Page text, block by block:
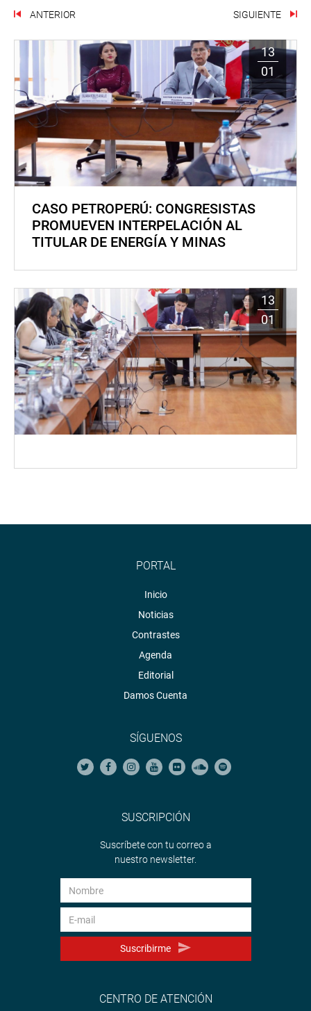
ANTERIOR SIGUIENTE
13
01
CASO PETROPERÚ: CONGRESISTAS
PROMUEVEN INTERPELACIÓN AL
TITULAR DE ENERGÍA Y MINAS
13
01
PORTAL
Inicio
Noticias
Contrastes
Agenda
Editorial
Damos Cuenta
SÍGUENOS
SUSCRIPCIÓN
Suscríbete con tu correo a
nuestro newsletter.
Suscribirme
CENTRO DE ATENCIÓN